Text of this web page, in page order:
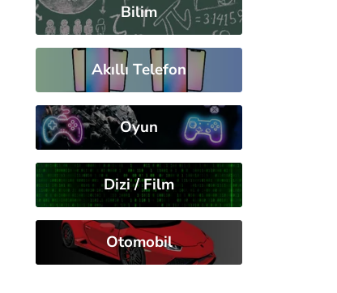
Bilim
Akıllı Telefon
Oyun
Dizi / Film
Otomobil